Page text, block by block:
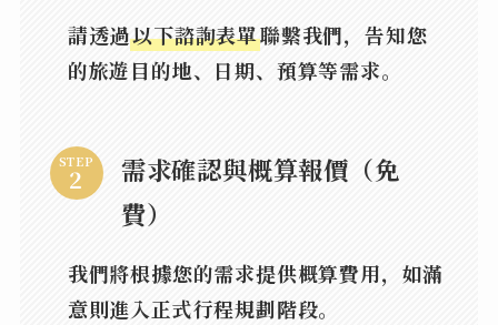
請透過以下諮詢表單聯繫我們，告知您
的旅遊目的地、日期、預算等需求。
STEP
需求確認與概算報價（免
費）
我們將根據您的需求提供概算費用，如滿
意則進入正式行程規劃階段。